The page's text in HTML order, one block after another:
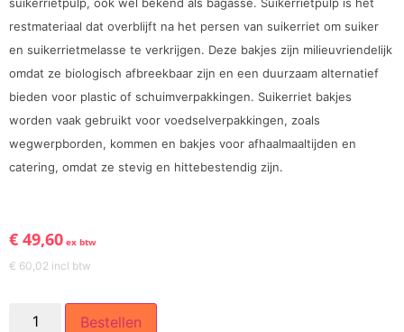
restmateriaal dat overblijft na het persen van suikerriet om suiker
en suikerrietmelasse te verkrijgen. Deze bakjes zijn milieuvriendelijk
omdat ze biologisch afbreekbaar zijn en een duurzaam alternatief
bieden voor plastic of schuimverpakkingen. Suikerriet bakjes
worden vaak gebruikt voor voedselverpakkingen, zoals
wegwerpborden, kommen en bakjes voor afhaalmaaltijden en
catering, omdat ze stevig en hittebestendig zijn.
€ 49,60 ex btw
€ 60,02 incl btw
Bestellen